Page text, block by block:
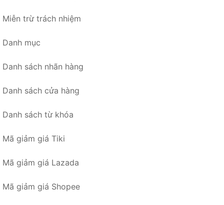
Miễn trừ trách nhiệm
Danh mục
Danh sách nhãn hàng
Danh sách cửa hàng
Danh sách từ khóa
Mã giảm giá Tiki
Mã giảm giá Lazada
Mã giảm giá Shopee